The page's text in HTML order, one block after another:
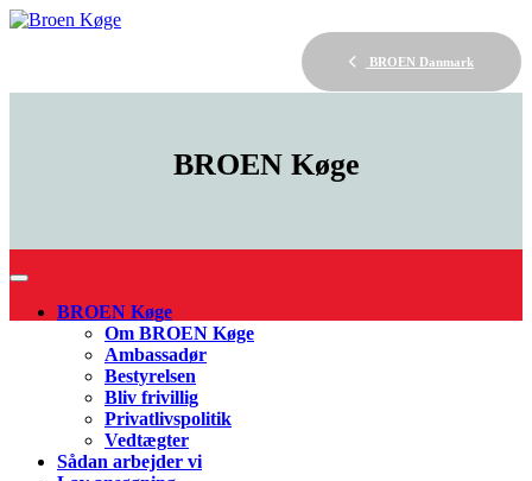
BROEN Danmark
BROENKøge
BROEN Køge
Om BROEN Køge
Ambassadør
Bestyrelsen
Bliv frivillig
Privatlivspolitik
Vedtægter
Sådan arbejder vi